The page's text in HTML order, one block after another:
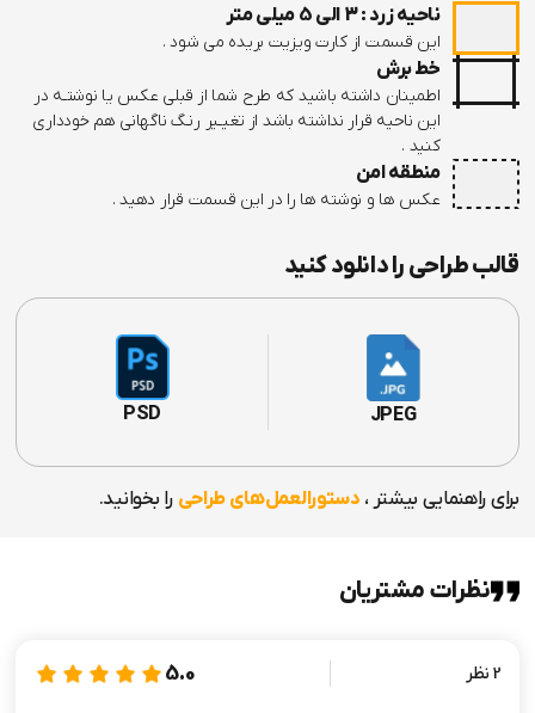
ناحیه زرد : 3 الی 5 میلی متر
این قسمت از کارت ویزیت بریده می شود .
خط برش
اطمینان داشته باشید که طرح شما از قبلی عکس یا نوشتـه در
این ناحیه قرار نداشته باشد از تغیـیر رنـگ ناگهانی هم خودداری
کنید .
منطقه امن
عکس ها و نوشته ها را در این قسمت قرار دهید .
قالب طراحی را دانلود کنید
JPEG
PSD
برای راهنمایی بیشتر ، دستورالعمل‌های طراحی را بخوانید.
نظرات مشتریان
2 نظر 5.0